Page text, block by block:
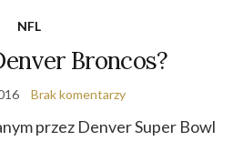
NFL
Broncos?
Brak komentarzy
przez Denver Super Bowl